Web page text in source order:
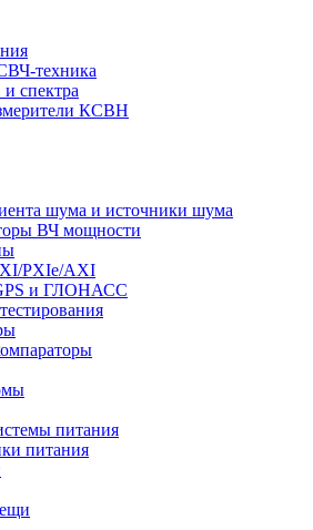
техника
спектра
КСВН
шума и источники шума
ВЧ мощности
PXIe/AXI
и ГЛОНАСС
питания
питания